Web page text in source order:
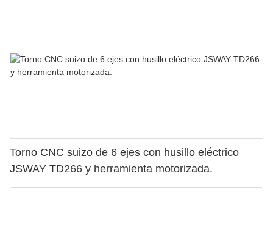
Torno CNC suizo de 6 ejes con husillo eléctrico
JSWAY TD266 y herramienta motorizada.